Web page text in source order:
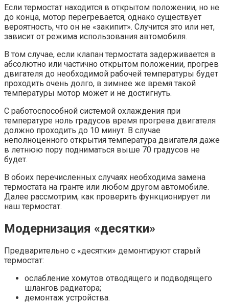
Если термостат находится в открытом положении, но не
до конца, мотор перегревается, однако существует
вероятность, что он не «закипит». Случится это или нет,
зависит от режима использования автомобиля.
В том случае, если клапан термостата задерживается в
абсолютно или частично открытом положении, прогрев
двигателя до необходимой рабочей температуры будет
проходить очень долго, в зимнее же время такой
температуры мотор может и не достигнуть.
С работоспособной системой охлаждения при
температуре ноль градусов время прогрева двигателя
должно проходить до 10 минут. В случае
неполноценного открытия температура двигателя даже
в летнюю пору подниматься выше 70 градусов не
будет.
В обоих перечисленных случаях необходима замена
термостата на гранте или любом другом автомобиле.
Далее рассмотрим, как проверить функционирует ли
наш термостат.
Модернизация «десятки»
Предварительно с «десятки» демонтируют старый
термостат:
ослабление хомутов отводящего и подводящего
шлангов радиатора;
демонтаж устройства.